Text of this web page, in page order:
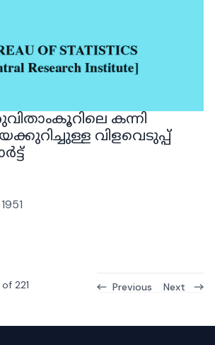
കന്നി
വിളവെടുപ്പ്
of 221 Previous Next